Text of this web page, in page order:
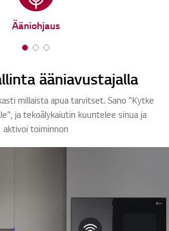
Ääniohjaus
1
f
2
f
3
f
ääniavustajalla
millaista apua tarvitset. Sano "Kytke
ja tekoälykaiutin kuuntelee sinua ja
aktivoi toiminnon